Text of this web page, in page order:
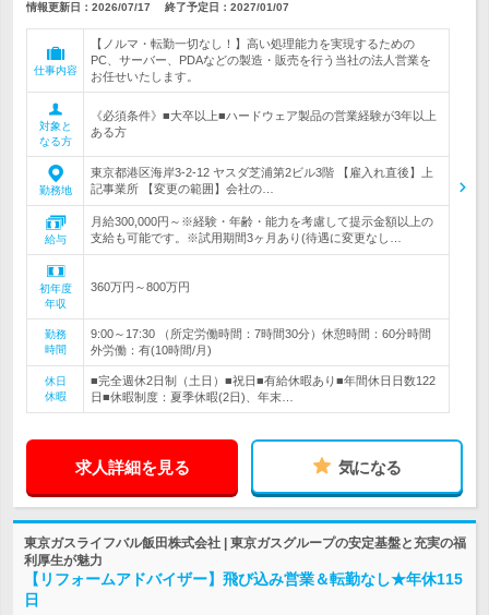
情報更新日：2026/07/17 終了予定日： 2027/01/07
仕事内容
【ノルマ・転勤一切なし！】高い処理能力を実現するための
PC、サーバー、PDAなどの製造・販売を行う当社の法人営業を
お任せいたします。
対象と
なる方
《必須条件》■大卒以上■ハードウェア製品の営業経験が3年以上
ある方
勤務地
東京都港区海岸3-2-12 ヤスダ芝浦第2ビル3階 【雇入れ直後】上
記事業所 【変更の範囲】会社の…
給与
月給300,000円～※経験・年齢・能力を考慮して提示金額以上の
支給も可能です。※試用期間3ヶ月あり(待遇に変更なし…
初年度
年収
360万円～800万円
勤務
時間
9:00～17:30 （所定労働時間：7時間30分）休憩時間：60分時間
外労働：有(10時間/月)
休日
休暇
■完全週休2日制（土日）■祝日■有給休暇あり■年間休日日数122
日■休暇制度：夏季休暇(2日)、年末…
求人詳細を見る 気になる
東京ガスライフバル飯田株式会社 | 東京ガスグループの安定基盤と充実の福
利厚生が魅力
【リフォームアドバイザー】飛び込み営業＆転勤なし★年休115
日